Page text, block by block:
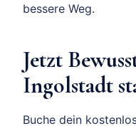
bessere Weg.
Jetzt
Ingolstadt
Buche dein